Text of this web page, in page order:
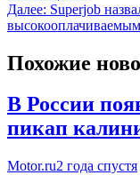
Далее: Superjob
Похожие
В России
пикап
Motor.ru2 года спустя